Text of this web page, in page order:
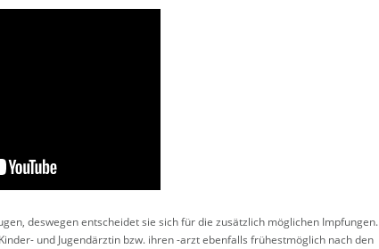
des­we­gen ent­schei­det sie sich für die zu­sätz­lich mög­li­chen Imp­fun­gen.
und Ju­gend­ärz­tin bzw. ihren -arzt eben­falls frü­hest­mög­lich nach den